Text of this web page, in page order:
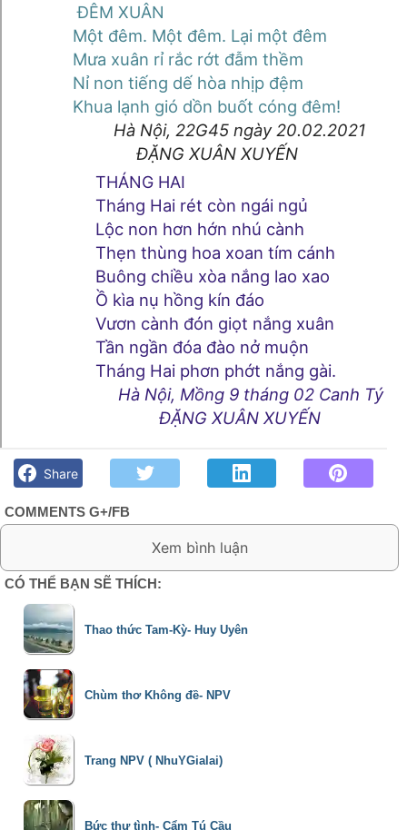
ĐÊM XUÂN
Một đêm. Một đêm. Lại một đêm
Mưa xuân rỉ rắc rớt đẫm thềm
Nỉ non tiếng dế hòa nhịp đệm
Khua lạnh gió dồn buốt cóng đêm!
Hà Nội, 22G45 ngày 20.02.2021
ĐẶNG XUÂN XUYẾN
THÁNG HAI
Tháng Hai rét còn ngái ngủ
Lộc non hơn hớn nhú cành
Thẹn thùng hoa xoan tím cánh
Buông chiều xòa nắng lao xao
Ồ kìa nụ hồng kín đáo
Vươn cành đón giọt nắng xuân
Tần ngần đóa đào nở muộn
Tháng Hai phơn phớt nắng gài.
Hà Nội, Mồng 9 tháng 02 Canh Tý
ĐẶNG XUÂN XUYẾN
bạn bè. Chút gì để nhớ!
Share
COMMENTS G+/FB
0 Comment:
CÓ THỂ BẠN SẼ THÍCH:
Thao thức Tam-Kỳ- Huy Uyên
Chùm thơ Không đề- NPV
Trang NPV ( NhuYGialai)
Bức thư tình- Cẩm Tú Cầu